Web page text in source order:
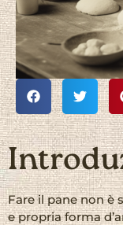
Fare il pane non è
e propria forma